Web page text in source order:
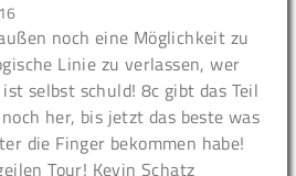
noch eine Möglichkeit zu
Linie zu verlassen, wer
selbst schuld! 8c gibt das Teil
her, bis jetzt das beste was
die Finger bekommen habe!
Tour! Kevin Schatz